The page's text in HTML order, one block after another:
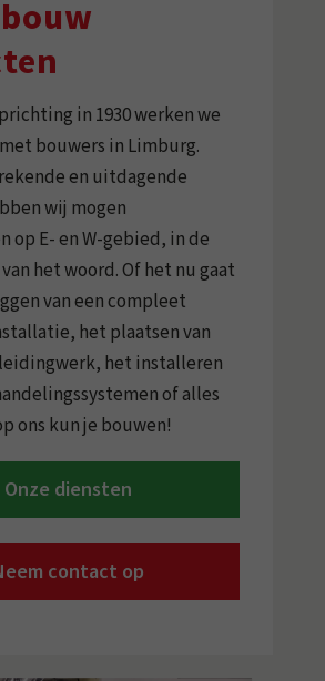
in 1930 werken we
bouwers in Limburg.
en uitdagende
wij mogen
op E- en W-gebied, in de
het woord. Of het nu gaat
van een compleet
het plaatsen van
het installeren
of alles
ons kun je bouwen!
Onze diensten
contact op